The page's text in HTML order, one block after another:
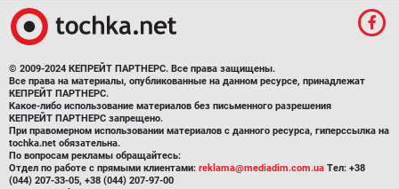
© 2009-2024 КЕПРЕЙТ ПАРТНЕРС. Все права защищены.
Все права на материалы, опубликованные на данном ресурсе, принадлежат
КЕПРЕЙТ ПАРТНЕРС.
Какое-либо использование материалов без письменного разрешения
КЕПРЕЙТ ПАРТНЕРС запрещено.
При правомерном использовании материалов с данного ресурса, гиперссылка на
tochka.net обязательна.
По вопросам рекламы обращайтесь:
Отдел по работе с прямыми клиентами: reklama@mediadim.com.ua Тел: +38
(044) 207-33-05, +38 (044) 207-97-00